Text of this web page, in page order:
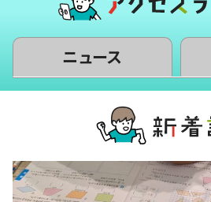
ニュース